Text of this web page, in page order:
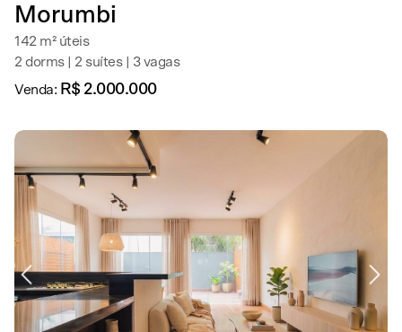
Morumbi
142 m² úteis
2 dorms | 2 suítes | 3 vagas
Venda: R$ 2.000.000